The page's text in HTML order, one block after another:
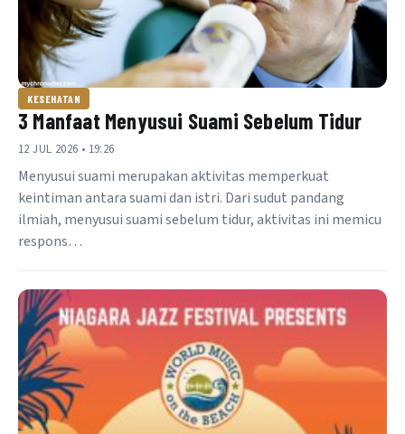
KESEHATAN
3 Manfaat Menyusui Suami Sebelum Tidur
12 JUL 2026 • 19:26
Menyusui suami merupakan aktivitas memperkuat
keintiman antara suami dan istri. Dari sudut pandang
ilmiah, menyusui suami sebelum tidur, aktivitas ini memicu
respons…